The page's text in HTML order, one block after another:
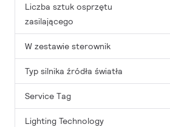
Liczba sztuk osprzętu
zasilającego
W zestawie sterownik
Typ silnika źródła światła
Service Tag
Lighting Technology